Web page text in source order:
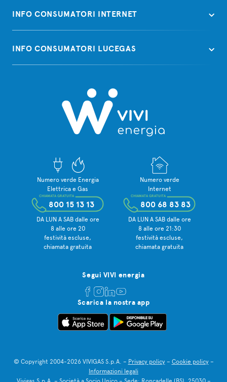
INFO CONSUMATORI INTERNET
INFO CONSUMATORI LUCEGAS
Numero verde Energia
Elettrica e Gas
800 15 13 13
CHIAMATA GRATUITA
DA LUN A SAB dalle ore
8 alle ore 20
festività escluse,
chiamata gratuita
Numero verde
Internet
800 68 83 83
CHIAMATA GRATUITA
DA LUN A SAB dalle ore
8 alle ore 21:30
festività escluse,
chiamata gratuita
Segui VIVI energia
Scarica la nostra app
© Copyright 2004-2026 VIVIGAS S.p.A. – Privacy policy– Cookie policy–
Informazioni legali